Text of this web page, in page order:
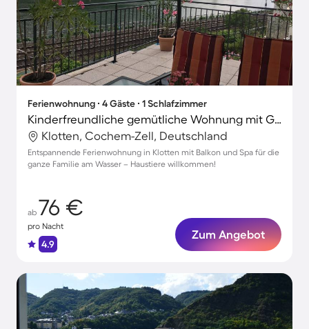
Ferienwohnung ∙ 4 Gäste ∙ 1 Schlafzimmer
Kinderfreundliche gemütliche Wohnung mit Grill und Terrasse | Naturblick | Haustiere erlaubt
Klotten, Cochem-Zell, Deutschland
Entspannende Ferienwohnung in Klotten mit Balkon und Spa für die
ganze Familie am Wasser – Haustiere willkommen!
ab 76 €
pro Nacht
4.9
Zum Angebot